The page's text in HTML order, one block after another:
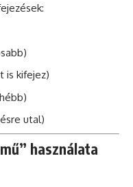
is kifejez)
utal)
használata